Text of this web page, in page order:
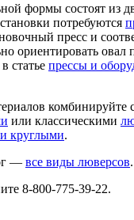
формы состоят из
потребуются
пресс и
ориентировать овал
статье прессы и
комбинируйте
или классическими
круглыми.
— все виды люверсов.
8-800-775-39-22.